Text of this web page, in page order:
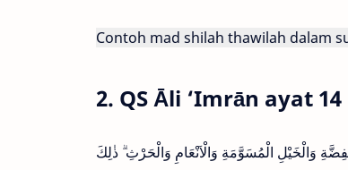
Contoh mad shilah thawilah dalam
2. QS Āli ‘Imrān ayat 14
وَالْخَيْلِ الْمُسَوَّمَةِ وَالْاَنْعَامِ وَالْحَرْثِ ۗ ذٰلِكَ